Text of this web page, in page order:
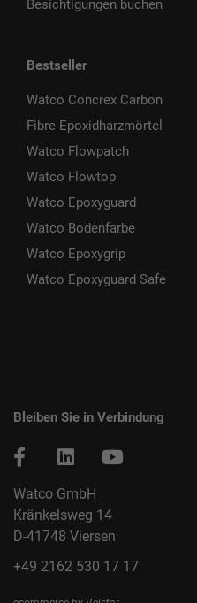
Besichtigungen buchen
Bestseller
Watco Concrex Carbon
Fibre Epoxidharzmörtel
Watco Flowpatch
Watco Flowtop
Watco Epoxyguard
Watco Bodenfarbe
Watco Epoxygrip
Watco Epoxyguard Safe
Bleiben Sie in Verbindung
Watco GmbH
Kränkelsweg 14
D-41748 Viersen
+49 2162 530 17 17